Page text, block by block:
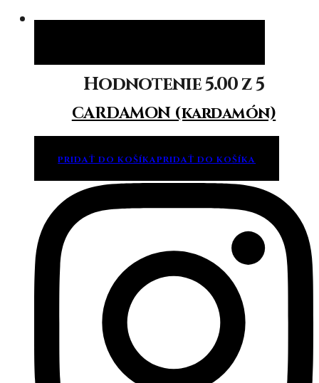
Hodnotenie5.00z 5
CARDAMON (kardamón)
PRIDAŤ DO KOŠÍKAPRIDAŤ DO KOŠÍKA